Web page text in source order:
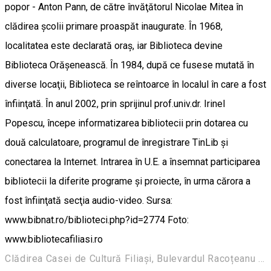
popor - Anton Pann, de către învăţătorul Nicolae Mitea în
clădirea şcolii primare proaspăt inaugurate. În 1968,
localitatea este declarată oraş, iar Biblioteca devine
Biblioteca Orăşenească. În 1984, după ce fusese mutată în
diverse locaţii, Biblioteca se reîntoarce în localul în care a fost
înfiinţată. În anul 2002, prin sprijinul prof.univ.dr. Irinel
Popescu, începe informatizarea bibliotecii prin dotarea cu
două calculatoare, programul de înregistrare TinLib şi
conectarea la Internet. Intrarea în U.E. a însemnat participarea
bibliotecii la diferite programe şi proiecte, în urma cărora a
fost înfiinţată secţia audio-video. Sursa:
www.bibnat.ro/biblioteci.php?id=2774 Foto:
www.bibliotecafiliasi.ro